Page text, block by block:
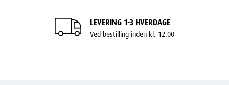
LEVERING 1-3 HVERDAGE
Ved bestilling inden kl. 12.00